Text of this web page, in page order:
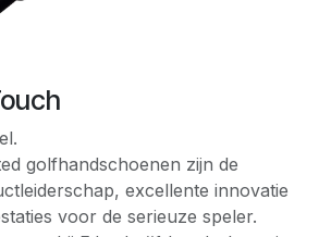
golfhandschoenen zijn de
excellente innovatie
voor de serieuze speler.